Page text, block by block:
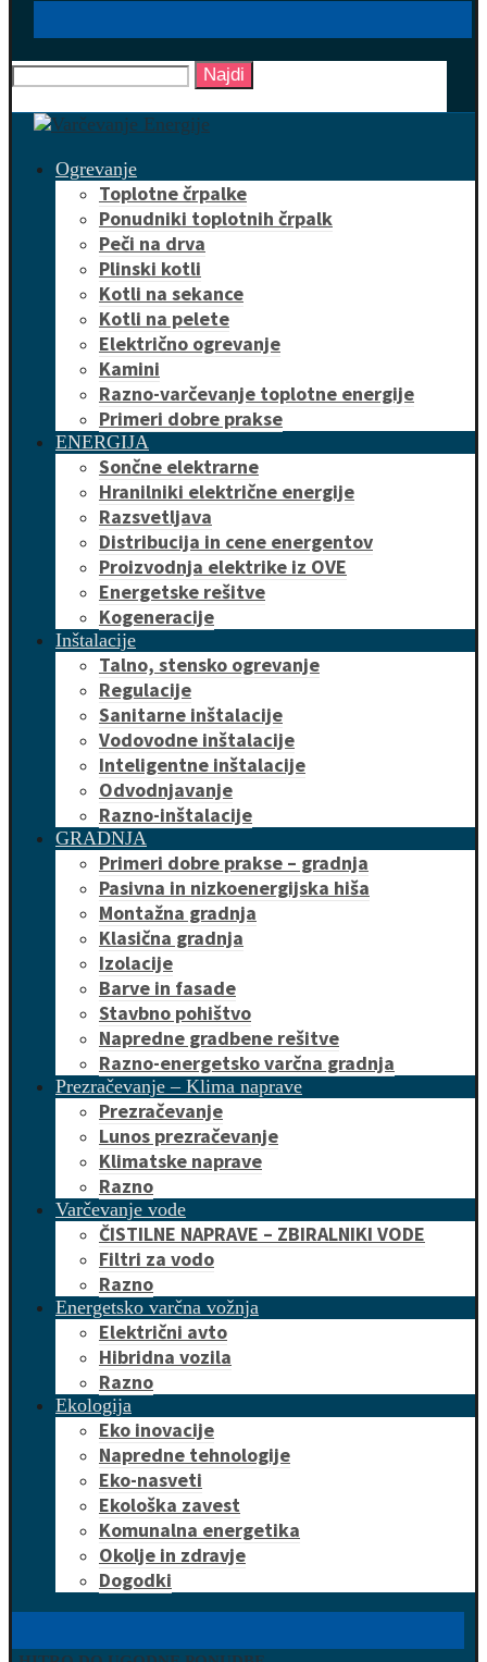
Najdi
Ogrevanje
Toplotne črpalke
Ponudniki toplotnih črpalk
Peči na drva
Plinski kotli
Kotli na sekance
Kotli na pelete
Električno ogrevanje
Kamini
Razno-varčevanje toplotne energije
Primeri dobre prakse
ENERGIJA
Sončne elektrarne
Hranilniki električne energije
Razsvetljava
Distribucija in cene energentov
Proizvodnja elektrike iz OVE
Energetske rešitve
Kogeneracije
Inštalacije
Talno, stensko ogrevanje
Regulacije
Sanitarne inštalacije
Vodovodne inštalacije
Inteligentne inštalacije
Odvodnjavanje
Razno-inštalacije
GRADNJA
Primeri dobre prakse – gradnja
Pasivna in nizkoenergijska hiša
Montažna gradnja
Klasična gradnja
Izolacije
Barve in fasade
Stavbno pohištvo
Napredne gradbene rešitve
Razno-energetsko varčna gradnja
Prezračevanje – Klima naprave
Prezračevanje
Lunos prezračevanje
Klimatske naprave
Razno
Varčevanje vode
ČISTILNE NAPRAVE – ZBIRALNIKI VODE
Filtri za vodo
Razno
Energetsko varčna vožnja
Električni avto
Hibridna vozila
Razno
Ekologija
Eko inovacije
Napredne tehnologije
Eko-nasveti
Ekološka zavest
Komunalna energetika
Okolje in zdravje
Dogodki